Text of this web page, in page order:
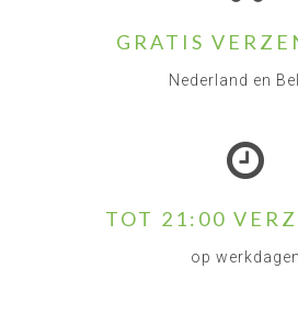
GRATIS
Nederland en
TOT 21:00
op werkdagen